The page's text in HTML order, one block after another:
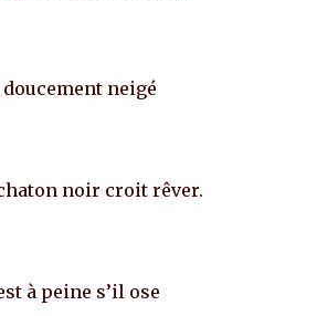
doucement neigé
noir croit rêver.
à peine s’il ose